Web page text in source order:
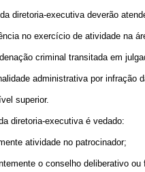
diretoria-executiva deverão
no exercício de atividade na
criminal transitada em
administrativa por
superior.
diretoria-executiva é vedado:
atividade no patrocinador;
o conselho deliberativo ou